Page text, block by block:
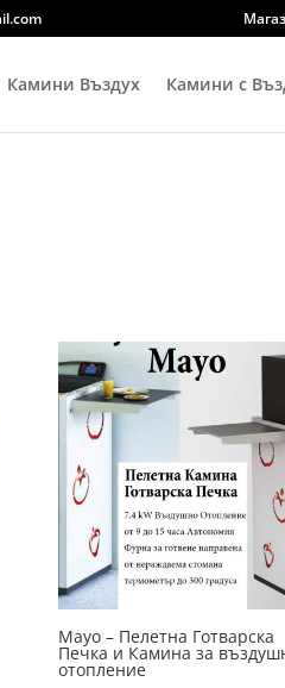
Камини Въздух Камини с
Mayo – Пелетна Готварска
Печка и Камина за
отопление